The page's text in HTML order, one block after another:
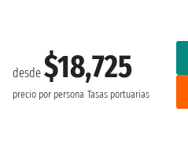
desde $18,725
precio por persona Tasas portuarias